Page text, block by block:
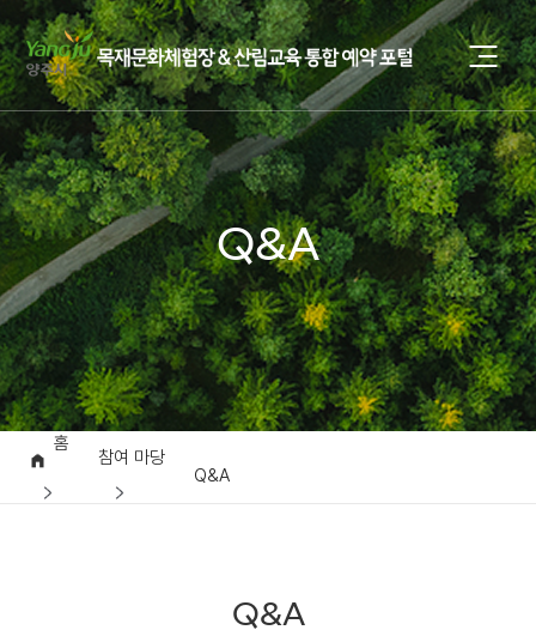
Q&A
홈
참여 마당
Q&A
Q&A